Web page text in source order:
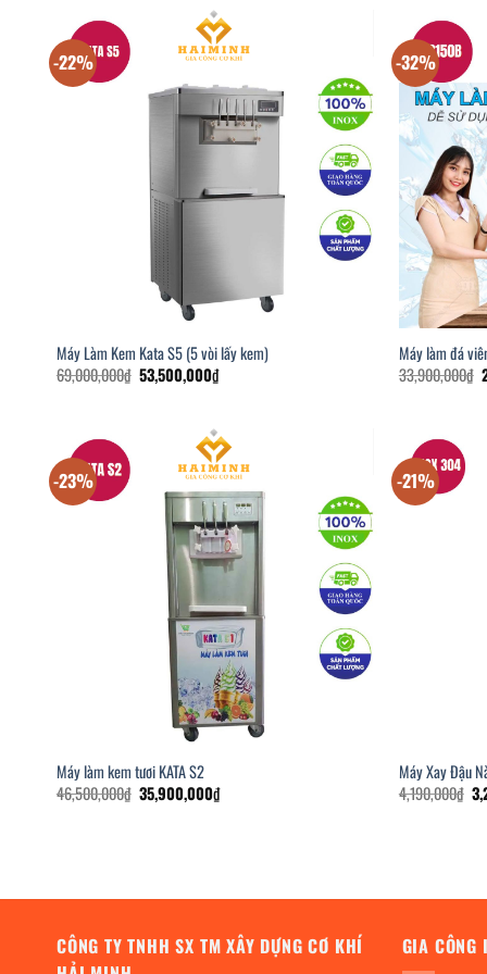
-22%
Máy Làm Kem Kata S5 (5 vòi lấy kem)
69,000,000₫ Giá
gốc
53,500,000₫Giá
53,500,000₫.
-32%
Máy làm đá
33,900,000₫
-23%
Máy làm kem tươi KATA S2
46,500,000₫ Giá
gốc
35,900,000₫Giá
-21%
Máy Xay Đậu
4,190,000₫
CÔNG TY TNHH SX TM XÂY DỰNG CƠ KHÍ
GIA CÔNG